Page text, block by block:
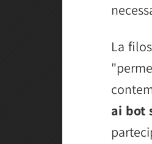
La
ai bot